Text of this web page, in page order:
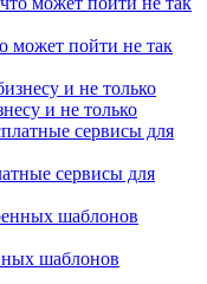
может пойти не так
и не только
сервисы для
шаблонов